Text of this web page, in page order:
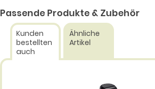
Passende Produkte & Zubehör
Kunden
bestellten
auch
Ähnliche
Artikel